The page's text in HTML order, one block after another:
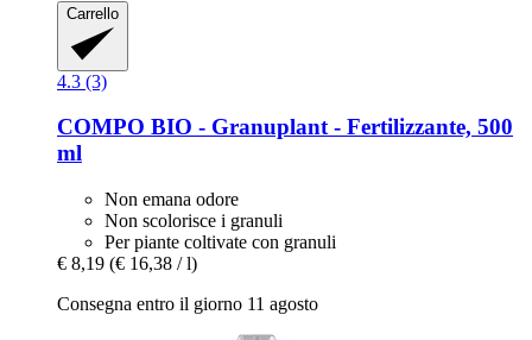
Carrello
4.3 (3)
COMPO BIO -​ Granuplant -​ Fertilizzante, 500
ml
Non emana odore
Non scolorisce i granuli
Per piante coltivate con granuli
€ 8,19 (€ 16,38 / l)
Consegna entro il giorno 11 agosto